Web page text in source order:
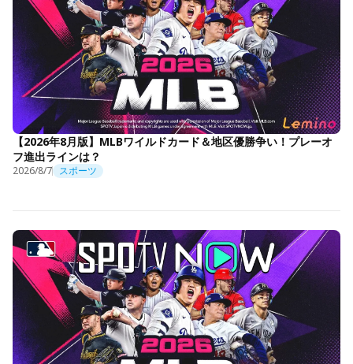
【2026年8月版】MLBワイルドカード＆地区優勝争い！プレーオ
フ進出ラインは？
2026/8/7 スポーツ